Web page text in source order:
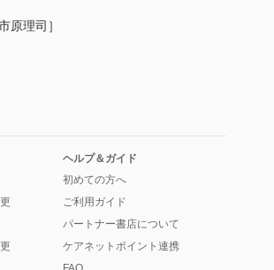
理司］
ヘルプ＆ガイド
初めての方へ
ご利用ガイド
パートナー書店について
ケアネットポイント連携